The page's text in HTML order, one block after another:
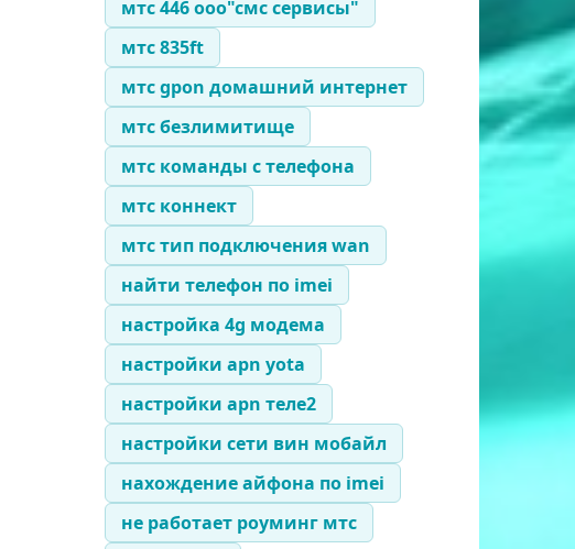
мтс 446 ооо"смс сервисы"
мтс 835ft
мтс gpon домашний интернет
мтс безлимитище
мтс команды с телефона
мтс коннект
мтс тип подключения wan
найти телефон по imei
настройка 4g модема
настройки apn yota
настройки apn теле2
настройки сети вин мобайл
нахождение айфона по imei
не работает роуминг мтс